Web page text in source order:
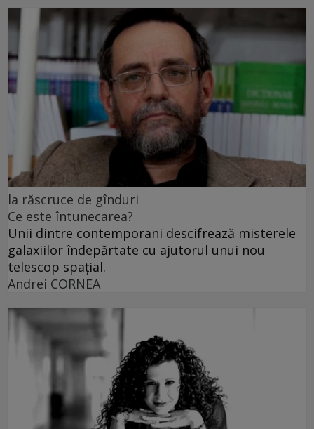
la răscruce de gînduri
Ce este întunecarea?
Unii dintre contemporani descifrează misterele
galaxiilor îndepărtate cu ajutorul unui nou
telescop spațial.
Andrei CORNEA